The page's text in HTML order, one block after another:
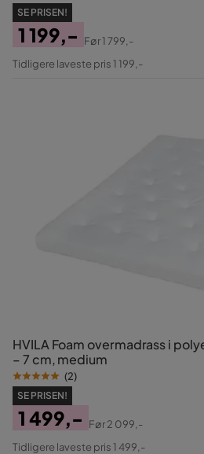
SE PRISEN!
Pris
1 199,-
Original
Før1 799,-
Tidligere laveste pris 1 199,-
HVILA Foam overmadrass i
– 7 cm, medium
(2)
SE PRISEN!
Pris
1 499,-
Original
Før2 099,-
Tidligere laveste pris 1 499,-